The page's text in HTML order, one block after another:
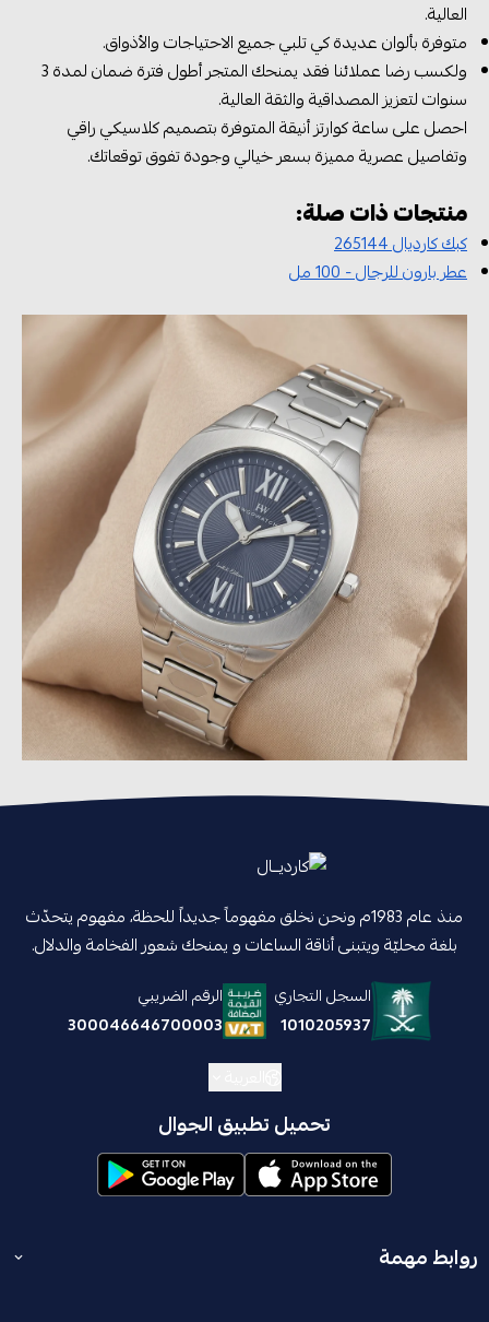
العالية.
متوفرة بألوان عديدة كي تلبي جميع الاحتياجات والأذواق.
ولكسب رضا عملائنا فقد يمنحك المتجر أطول فترة ضمان لمدة 3
سنوات لتعزيز المصداقية والثقة العالية.
احصل على ساعة كوارتز أنيقة المتوفرة بتصميم كلاسيكي راقي
وتفاصيل عصرية مميزة بسعر خيالي وجودة تفوق توقعاتك.
منتجات ذات صلة:
كبك كارديال 265144
عطر بارون للرجال - 100 مل
روابط مهمة
منذ عام 1983م ونحن نخلق مفهوماً جديداً للحظة، مفهوم يتحدّث
بلغة محليّة ويتبنى أناقة الساعات و يمنحك شعور الفخامة والدلال.
السجل التجاري
1010205937
الرقم الضريبي
300046646700003
تحميل تطبيق الجوال